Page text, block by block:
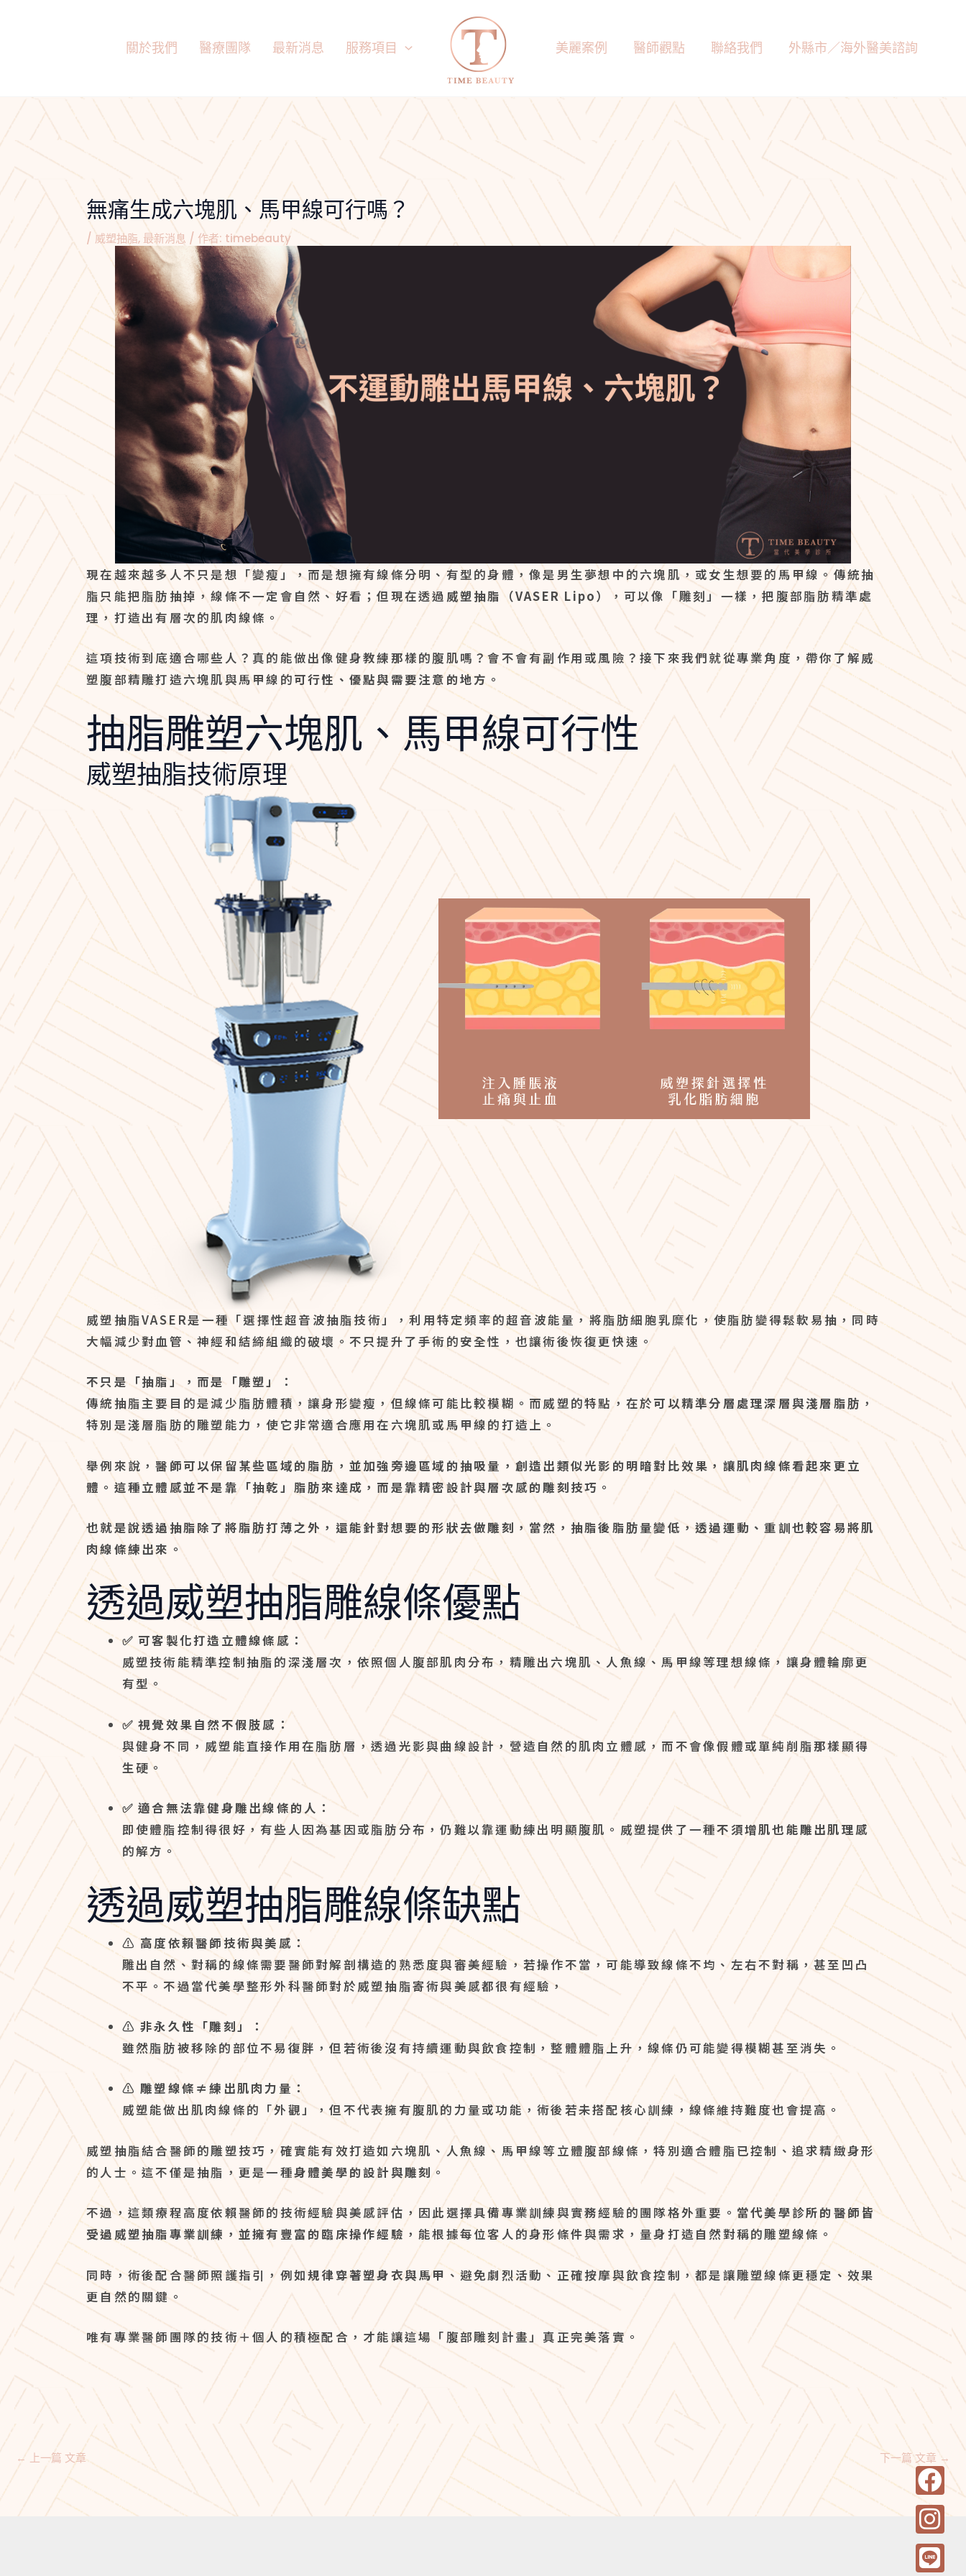
關於我們 醫療團隊 最新消息 服務項目 美麗案例 醫師觀點 聯絡我們 外縣市／海外醫美諮詢
無痛生成六塊肌、馬甲線可行嗎？
/ 威塑抽脂, 最新消息 / 作者: timebeauty
現在越來越多人不只是想「變瘦」，而是想擁有線條分明、有型的身體，像是男生夢想中的六塊肌，或女生想要的馬甲線。傳統抽
脂只能把脂肪抽掉，線條不一定會自然、好看；但現在透過 威塑抽脂（VASER Lipo）
，可以像「雕刻」一樣，把腹部脂肪精準處
理，打造出有層次的肌肉線條。
這項技術到底適合哪些人？真的能做出像健身教練那樣的腹肌嗎？會不會有副作用或風險？接下來我們就從專業角度，帶你了解威
塑腹部精雕打造六塊肌與馬甲線的可行性、優點與需要注意的地方 。
抽脂雕塑六塊肌、馬甲線可行性
威塑抽脂技術原理
威塑抽脂VASER是一種「選擇性超音波抽脂技術」，利用特定頻率的超音波能量，將脂肪細胞乳糜化，使脂肪變得鬆軟易抽，同時
大幅減少對血管、神經和結締組織的破壞。不只提升了手術的安全性，也讓術後恢復更快速。
不只是「抽脂」，而是「雕塑」：
傳統抽脂主要目的是減少脂肪體積，讓身形變瘦，但線條可能比較模糊。而威塑的特點，在於可以精準分層處理深層與淺層脂肪 ，
特別是淺層脂肪的雕塑能力，使它非常適合應用在六塊肌或馬甲線的打造上。
舉例來說，醫師可以保留某些區域的脂肪，並加強旁邊區域的抽吸量，創造出類似光影的明暗對比效果，讓肌肉線條看起來更立
體。這種立體感並不是靠「抽乾」脂肪來達成，而是靠精密設計與層次感的雕刻技巧 。
也就是說透過抽脂除了將脂肪打薄之外，還能針對想要的形狀去做雕刻，當然，抽脂後脂肪量變低，透過運動、重訓也較容易將肌
肉線條練出來。
透過威塑抽脂雕線條優點
✅ 可客製化打造立體線條感：
威塑技術能精準控制抽脂的深淺層次，依照個人腹部肌肉分布，精雕出六塊肌、人魚線、馬甲線等理想線條，讓身體輪廓更
有型。
✅視覺效果自然不假肢感：
與健身不同，威塑能直接作用在脂肪層，透過光影與曲線設計，營造自然的肌肉立體感，而不會像假體或單純削脂那樣顯得
生硬。
✅適合無法靠健身雕出線條的人：
即使體脂控制得很好，有些人因為基因或脂肪分布，仍難以靠運動練出明顯腹肌。威塑提供了一種不須增肌也能雕出肌理感
的解方。
透過威塑抽脂雕線條缺點
⚠️高度依賴醫師技術與美感：
雕出自然、對稱的線條需要醫師對解剖構造的熟悉度與審美經驗，若操作不當，可能導致線條不均、左右不對稱，甚至凹凸
不平。不過當代美學整形外科醫師對於威塑抽脂寄術與美感都很有經驗，
⚠️非永久性「雕刻」：
雖然脂肪被移除的部位不易復胖，但若術後沒有持續運動與飲食控制，整體體脂上升，線條仍可能變得模糊甚至消失。
⚠️雕塑線條≠練出肌肉力量：
威塑能做出肌肉線條的「外觀」，但不代表擁有腹肌的力量或功能，術後若未搭配核心訓練，線條維持難度也會提高。
威塑抽脂結合醫師的雕塑技巧，確實能有效打造如六塊肌、人魚線、馬甲線等立體腹部線條，特別適合體脂已控制、追求精緻身形
的人士。這不僅是抽脂，更是一種身體美學的設計與雕刻 。
不過，這類療程高度依賴醫師的技術經驗與美感評估，因此選擇具備專業訓練與實務經驗的團隊格外重要。 當代美學診所的醫師皆
受過威塑抽脂專業訓練，並擁有豐富的臨床操作經驗 ，能根據每位客人的身形條件與需求，量身打造自然對稱的雕塑線條。
同時，術後配合醫師照護指引，例如規律穿著塑身衣與馬甲 、避免劇烈活動、正確按摩與飲食控制，都是讓雕塑線條更穩定、效果
更自然的關鍵。
唯有專業醫師團隊的技術＋個人的積極配合，才能讓這場「腹部雕刻計畫」真正完美落實。
← 上一篇 文章 下一篇 文章 →
F
a
c
e
I
n
s
t
L
i
n
e
Y
o
u
t